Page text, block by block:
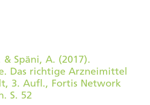
Späni, A. (2017).
Das richtige Arzneimittel
3. Aufl., Fortis Network
S. 52